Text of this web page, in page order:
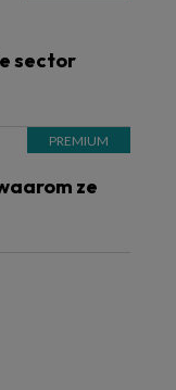
sector
ze